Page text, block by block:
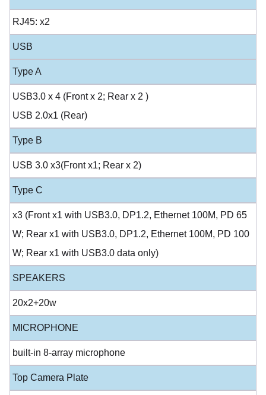
RJ45: x2
USB
Type A
USB3.0 x 4 (Front x 2; Rear x 2 )
USB 2.0x1 (Rear)
Type B
USB 3.0 x3(Front x1; Rear x 2)
Type C
x3 (Front x1 with USB3.0, DP1.2, Ethernet 100M, PD 65
W; Rear x1 with USB3.0, DP1.2, Ethernet 100M, PD 100
W; Rear x1 with USB3.0 data only)
SPEAKERS
20x2+20w
MICROPHONE
built-in 8-array microphone
Top Camera Plate